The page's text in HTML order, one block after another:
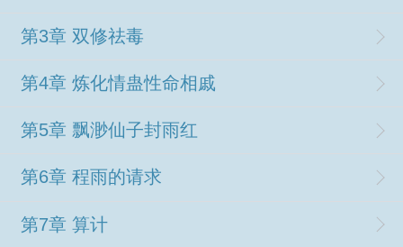
第3章 双修祛毒
第4章 炼化情蛊性命相戚
第5章 飘渺仙子封雨红
第6章 程雨的请求
第7章 算计